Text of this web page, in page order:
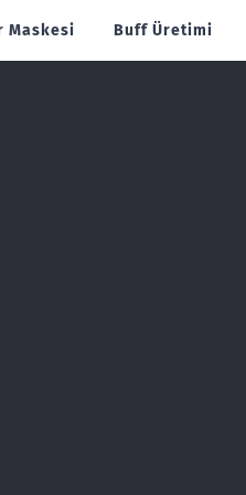
Maskesi Buff Üretimi